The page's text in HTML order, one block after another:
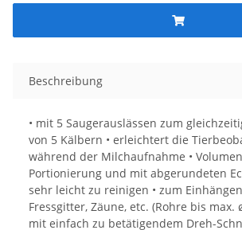
Beschreibung
• mit 5 Saugerauslässen zum
von 5 Kälbern • erleichtert die
während der Milchaufnahme •
Portionierung und mit abgerundeten
sehr leicht zu reinigen • zum
Fressgitter, Zäune, etc. (Rohre bis max.
mit einfach zu betätigendem Dreh-